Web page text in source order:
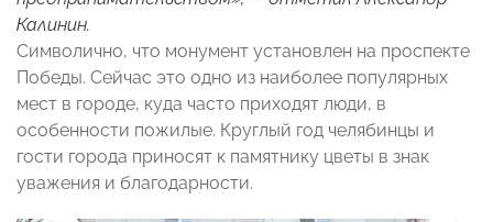
Калинин.
Символично, что монумент установлен на проспекте
Победы. Сейчас это одно из наиболее популярных
мест в городе, куда часто приходят люди, в
особенности пожилые. Круглый год челябинцы и
гости города приносят к памятнику цветы в знак
уважения и благодарности.